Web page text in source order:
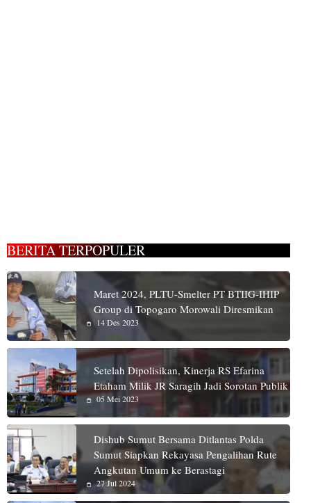
BERITA TERPOPULER
Maret 2024, PLTU-Smelter PT BTIIG-IHIP
Group di Topogaro Morowali Diresmikan
14 Des 2023
Setelah Dipolisikan, Kinerja RS Efarina
Etaham Milik JR Saragih Jadi Sorotan Publik
05 Mei 2023
Dishub Sumut Bersama Ditlantas Polda
Sumut Siapkan Rekayasa Pengalihan Rute
Angkutan Umum ke Berastagi
27 Jul 2024